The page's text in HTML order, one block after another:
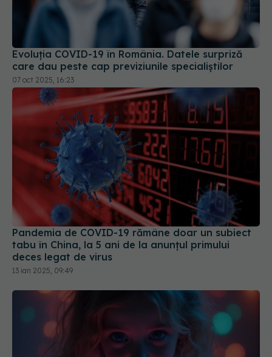
Evoluția COVID-19 în România. Datele surpriză
care dau peste cap previziunile specialiștilor
07 oct 2025, 16:23
Pandemia de COVID-19 rămâne doar un subiect
tabu în China, la 5 ani de la anunțul primului
deces legat de virus
13 ian 2025, 09:49